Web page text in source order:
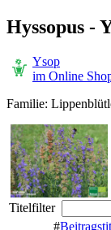
Hyssopus -
Ysop
im Online
Familie:
Titelfilter
#